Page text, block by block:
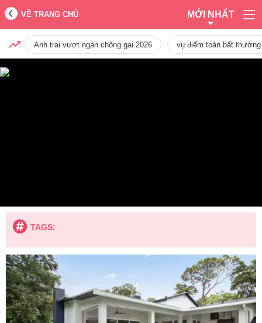
VỀ TRANG CHỦ MỚI NHẤT
Anh trai vượt ngàn chông gai 2026 vụ điểm toán bất
TAGS: